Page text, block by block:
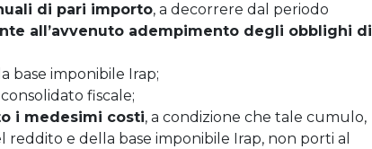
di pari importo, a decorrere dal periodo
all’avvenuto adempimento degli obblighi di
base imponibile Irap;
fiscale;
i medesimi costi, a condizione che tale cumulo,
e della base imponibile Irap, non porti al